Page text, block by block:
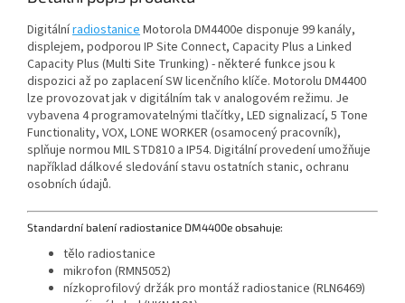
Digitálníradiostanice Motorola DM4400e disponuje 99 kanály,
displejem, podporou IP Site Connect, Capacity Plus a Linked
Capacity Plus (Multi Site Trunking) - některé funkce jsou k
dispozici až po zaplacení SW licenčního klíče. Motorolu DM4400
lze provozovat jak v digitálním tak v analogovém režimu. Je
vybavena 4 programovatelnými tlačítky, LED signalizací, 5 Tone
Functionality, VOX, LONE WORKER (osamocený pracovník),
splňuje normou MIL STD810 a IP54. Digitální provedení umožňuje
například dálkové sledování stavu ostatních stanic, ochranu
osobních údajů.
Standardní balení radiostanice DM4400e obsahuje:
tělo radiostanice
mikrofon (RMN5052)
nízkoprofilový držák pro montáž radiostanice (RLN6469)